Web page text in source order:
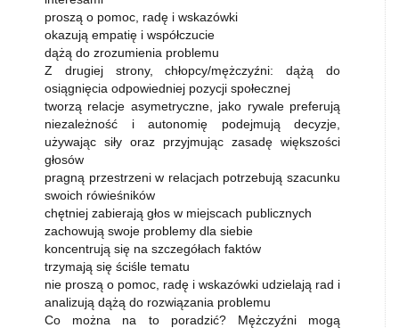
proszą o pomoc, radę i wskazówki
okazują empatię i współczucie
dążą do zrozumienia problemu
Z drugiej strony, chłopcy/mężczyźni: dążą do
osiągnięcia odpowiedniej pozycji społecznej
tworzą relacje asymetryczne, jako rywale preferują
niezależność i autonomię podejmują decyzje,
używając siły oraz przyjmując zasadę większości
głosów
pragną przestrzeni w relacjach potrzebują szacunku
swoich rówieśników
chętniej zabierają głos w miejscach publicznych
zachowują swoje problemy dla siebie
koncentrują się na szczegółach faktów
trzymają się ściśle tematu
nie proszą o pomoc, radę i wskazówki udzielają rad i
analizują dążą do rozwiązania problemu
Co można na to poradzić? Mężczyźni mogą